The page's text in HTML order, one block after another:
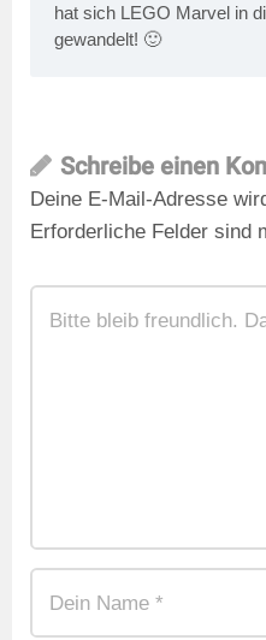
hat sich LEGO Marvel in
gewandelt! 🙂
Schreibe einen
Deine E-Mail-Adresse
Erforderliche Felder sind